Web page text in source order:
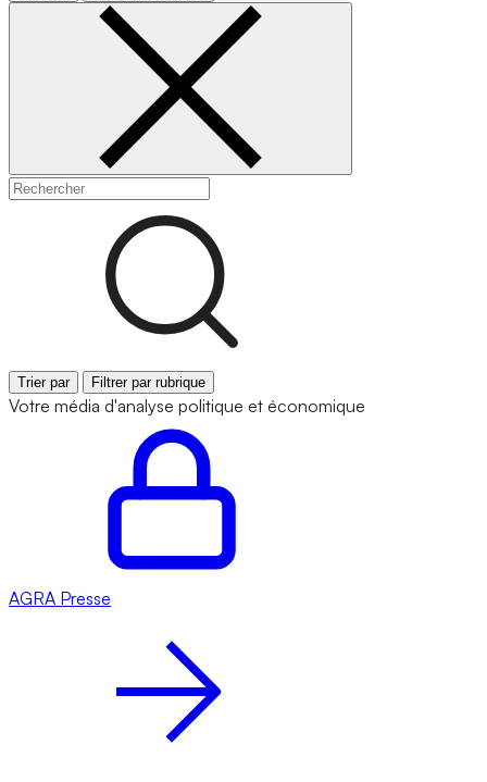
Trier par Filtrer par rubrique
Votre média d'analyse politique et économique
AGRA Presse